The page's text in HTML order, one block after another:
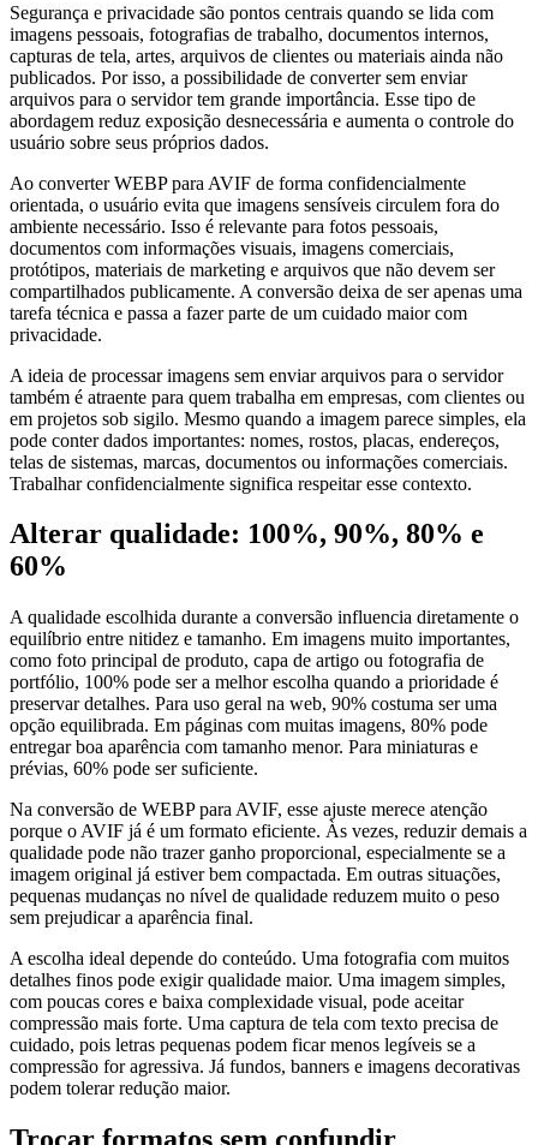
Segurança e privacidade são pontos centrais quando se lida com
imagens pessoais, fotografias de trabalho, documentos internos,
capturas de tela, artes, arquivos de clientes ou materiais ainda não
publicados. Por isso, a possibilidade de converter sem enviar
arquivos para o servidor tem grande importância. Esse tipo de
abordagem reduz exposição desnecessária e aumenta o controle do
usuário sobre seus próprios dados.
Ao converter WEBP para AVIF de forma confidencialmente
orientada, o usuário evita que imagens sensíveis circulem fora do
ambiente necessário. Isso é relevante para fotos pessoais,
documentos com informações visuais, imagens comerciais,
protótipos, materiais de marketing e arquivos que não devem ser
compartilhados publicamente. A conversão deixa de ser apenas uma
tarefa técnica e passa a fazer parte de um cuidado maior com
privacidade.
A ideia de processar imagens sem enviar arquivos para o servidor
também é atraente para quem trabalha em empresas, com clientes ou
em projetos sob sigilo. Mesmo quando a imagem parece simples, ela
pode conter dados importantes: nomes, rostos, placas, endereços,
telas de sistemas, marcas, documentos ou informações comerciais.
Trabalhar confidencialmente significa respeitar esse contexto.
Alterar qualidade: 100%, 90%, 80% e
60%
A qualidade escolhida durante a conversão influencia diretamente o
equilíbrio entre nitidez e tamanho. Em imagens muito importantes,
como foto principal de produto, capa de artigo ou fotografia de
portfólio, 100% pode ser a melhor escolha quando a prioridade é
preservar detalhes. Para uso geral na web, 90% costuma ser uma
opção equilibrada. Em páginas com muitas imagens, 80% pode
entregar boa aparência com tamanho menor. Para miniaturas e
prévias, 60% pode ser suficiente.
Na conversão de WEBP para AVIF, esse ajuste merece atenção
porque o AVIF já é um formato eficiente. Às vezes, reduzir demais a
qualidade pode não trazer ganho proporcional, especialmente se a
imagem original já estiver bem compactada. Em outras situações,
pequenas mudanças no nível de qualidade reduzem muito o peso
sem prejudicar a aparência final.
A escolha ideal depende do conteúdo. Uma fotografia com muitos
detalhes finos pode exigir qualidade maior. Uma imagem simples,
com poucas cores e baixa complexidade visual, pode aceitar
compressão mais forte. Uma captura de tela com texto precisa de
cuidado, pois letras pequenas podem ficar menos legíveis se a
compressão for agressiva. Já fundos, banners e imagens decorativas
podem tolerar redução maior.